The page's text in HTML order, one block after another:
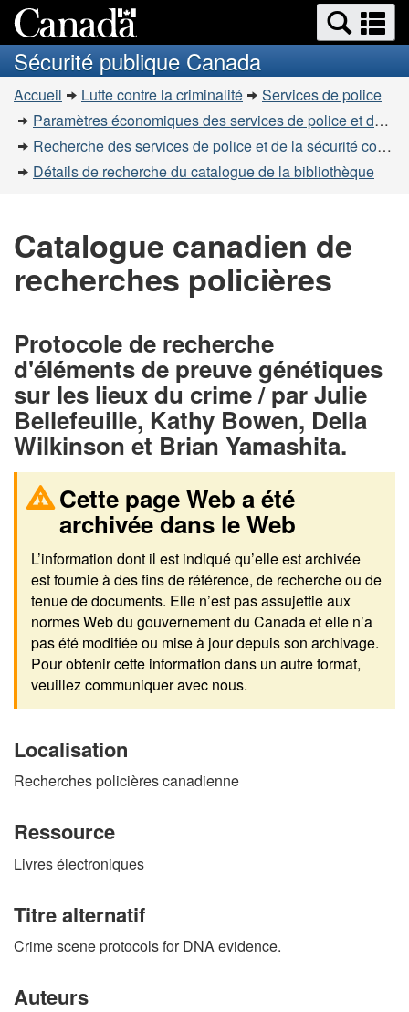
au
contenu
principal
à
la
version
HTML
simplifiée
Recherche
et
menus
et
Sécurité publique Canada
Vous
êtes
ici
Accueil Lutte contre la criminalité
Services de police
Paramètres économiques des services de police et de la sécurité communautaire
Recherche des services de police et de la sécurité communautaire
Détails de recherche du catalogue de la bibliothèque
Catalogue canadien de
recherches policières
Protocole de recherche
d'éléments de preuve génétiques
sur les lieux du crime / par Julie
Bellefeuille, Kathy Bowen, Della
Wilkinson et Brian Yamashita.
Cette page Web a été
archivée dans le Web
L’information dont il est indiqué qu’elle est archivée
est fournie à des fins de référence, de recherche ou de
tenue de documents. Elle n’est pas assujettie aux
normes Web du gouvernement du Canada et elle n’a
pas été modifiée ou mise à jour depuis son archivage.
Pour obtenir cette information dans un autre format,
veuillez communiquer avec nous.
Localisation
Recherches policières canadienne
Ressource
Livres électroniques
Titre alternatif
Crime scene protocols for DNA evidence.
Auteurs